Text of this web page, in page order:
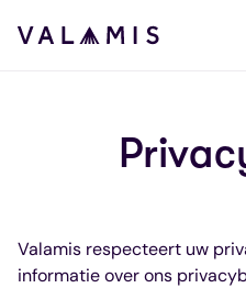
Skip to content
Valamis
Valamis respecteert uw
informatie over ons